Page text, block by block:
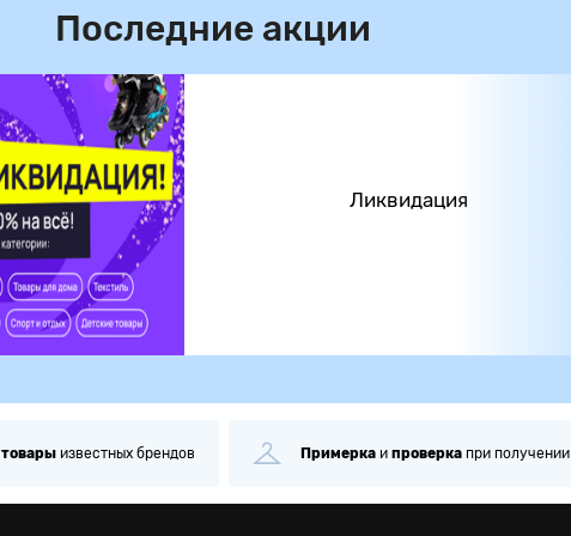
Последние акции
Ликвидация
товары известных брендов Примерка и проверка при получении